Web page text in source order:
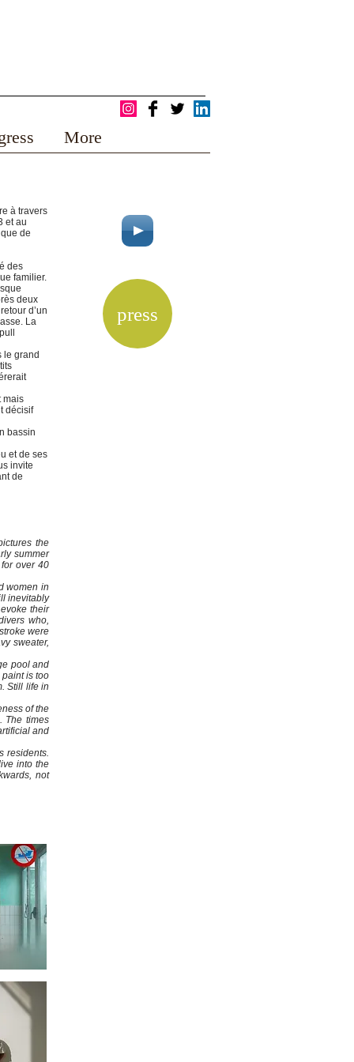
bio and contact
corporate
More
à travers
et au
de
des
familier.
deux
d’un
La
le grand
mais
décisif
bassin
et de ses
invite
de
the
summer
over 40
women in
inevitably
their
who,
were
sweater,
pool and
is too
Still life in
of the
The times
and
residents.
into the
not
press